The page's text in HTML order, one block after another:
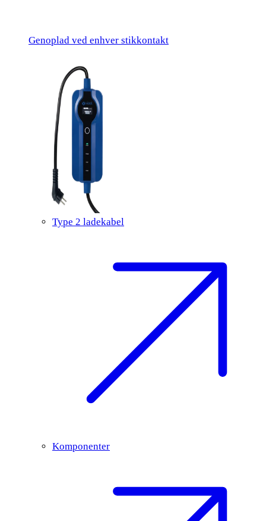
Genoplad ved enhver stikkontakt
Type 2 ladekabel
Komponenter